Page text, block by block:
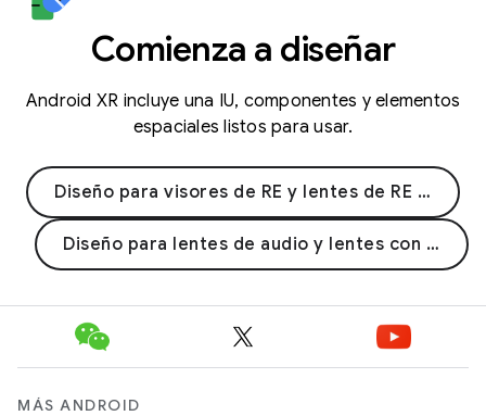
Comienza a diseñar
Android XR incluye una IU, componentes y elementos
espaciales listos para usar.
Diseño para visores de RE y lentes de RE con cable
Diseño para lentes de audio y lentes con pantalla
MÁS ANDROID